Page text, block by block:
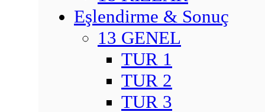
Eşlendirme & Sonuç
13 GENEL
TUR 1
TUR 2
TUR 3